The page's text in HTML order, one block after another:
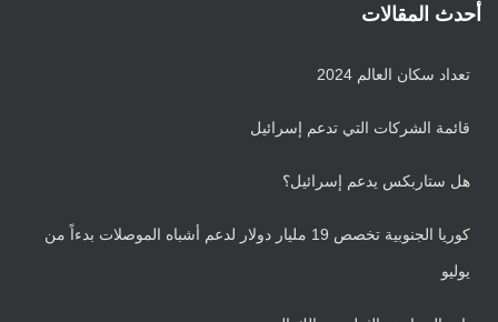
ر
ف
أحدث المقالات
تعداد سكان العالم 2024
قائمة الشركات التي تدعم إسرائيل
هل ستاربكس يدعم إسرائيل؟
كوريا الجنوبية تخصص 19 مليار دولار لدعم أشباه الموصلات بدءاً من
يوليو